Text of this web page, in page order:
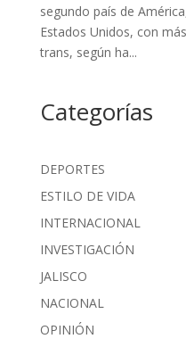
segundo país de
Estados Unidos, con
trans, según ha...
Categorías
DEPORTES
ESTILO DE VIDA
INTERNACIONAL
INVESTIGACIÓN
JALISCO
NACIONAL
OPINIÓN